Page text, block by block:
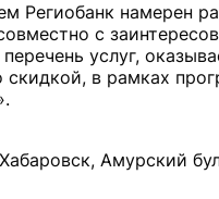
Региобанк намерен
с
услуг,
скидкой, в рамках
Амурский